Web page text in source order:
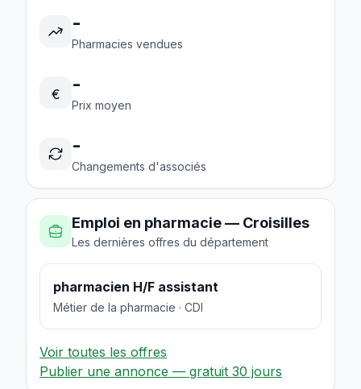
-
Pharmacies vendues
€ -
Prix moyen
-
Changements d'associés
Emploi en pharmacie — Croisilles
Les dernières offres du département
pharmacien H/F assistant
Métier de la pharmacie · CDI
Voir toutes les offres
Publier une annonce — gratuit 30 jours